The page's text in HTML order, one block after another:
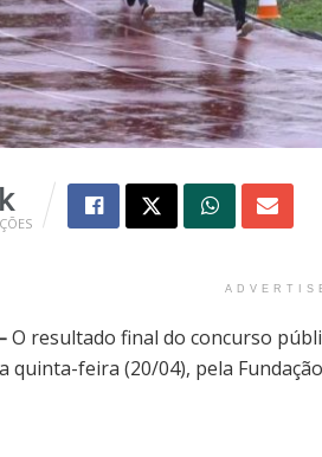
O resultado final do concurso
quinta-feira (20/04), pela